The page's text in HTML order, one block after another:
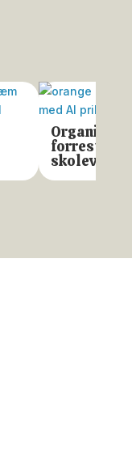
forrest